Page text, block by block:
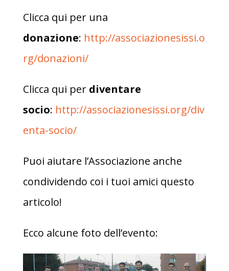
Clicca qui per una
donazione: http://associazionesissi.o
rg/donazioni/
Clicca qui per diventare
socio: http://associazionesissi.org/div
enta-socio/
Puoi aiutare l’Associazione anche
condividendo coi i tuoi amici questo
articolo!
Ecco alcune foto dell’evento: